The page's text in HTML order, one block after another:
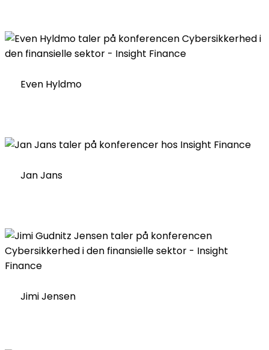
Even Hyldmo
Jan Jans
Jimi Jensen